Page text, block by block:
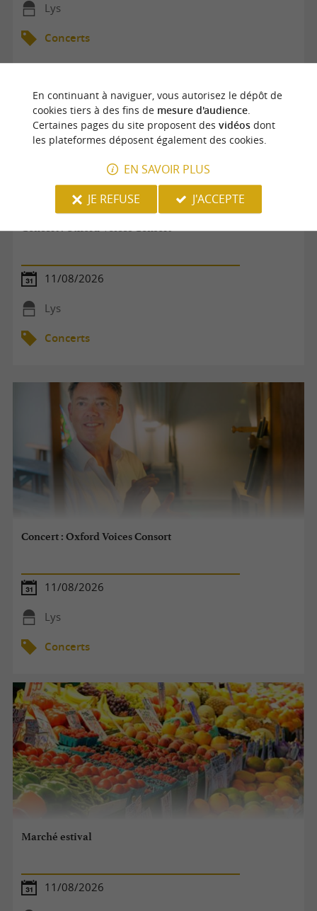
Lys
Concerts
Concert : Oxford Voices Consort
11/08/2026
Lys
Concerts
Concert : Oxford Voices Consort
11/08/2026
Lys
Concerts
Marché estival
11/08/2026
En continuant à naviguer, vous autorisez le dépôt de
cookies tiers à des fins de mesure d'audience.
Certaines pages du site proposent des vidéosdont
les plateformes déposent également des cookies.
EN SAVOIR PLUS
JE REFUSE
J'ACCEPTE